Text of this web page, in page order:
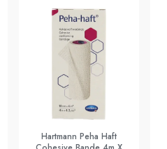
Hartmann Peha Haft